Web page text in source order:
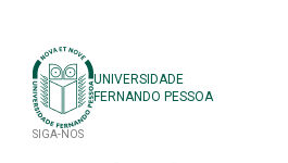
UNIVERSIDADE
FERNANDO PESSOA
SIGA-NOS